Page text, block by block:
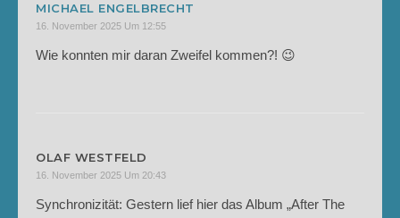
MICHAEL ENGELBRECHT
16. November 2025 Um 12:55
Wie konnten mir daran Zweifel kommen?! 😉
OLAF WESTFELD
16. November 2025 Um 20:43
Synchronizität: Gestern lief hier das Album „After The